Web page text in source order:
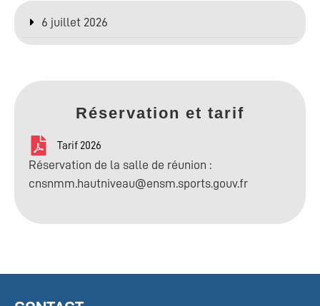
6 juillet 2026
Réservation et tarif
Tarif 2026
Réservation de la salle de réunion :
cnsnmm.hautniveau@ensm.sports.gouv.fr